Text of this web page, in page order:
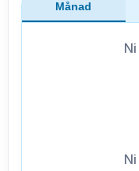
Månad